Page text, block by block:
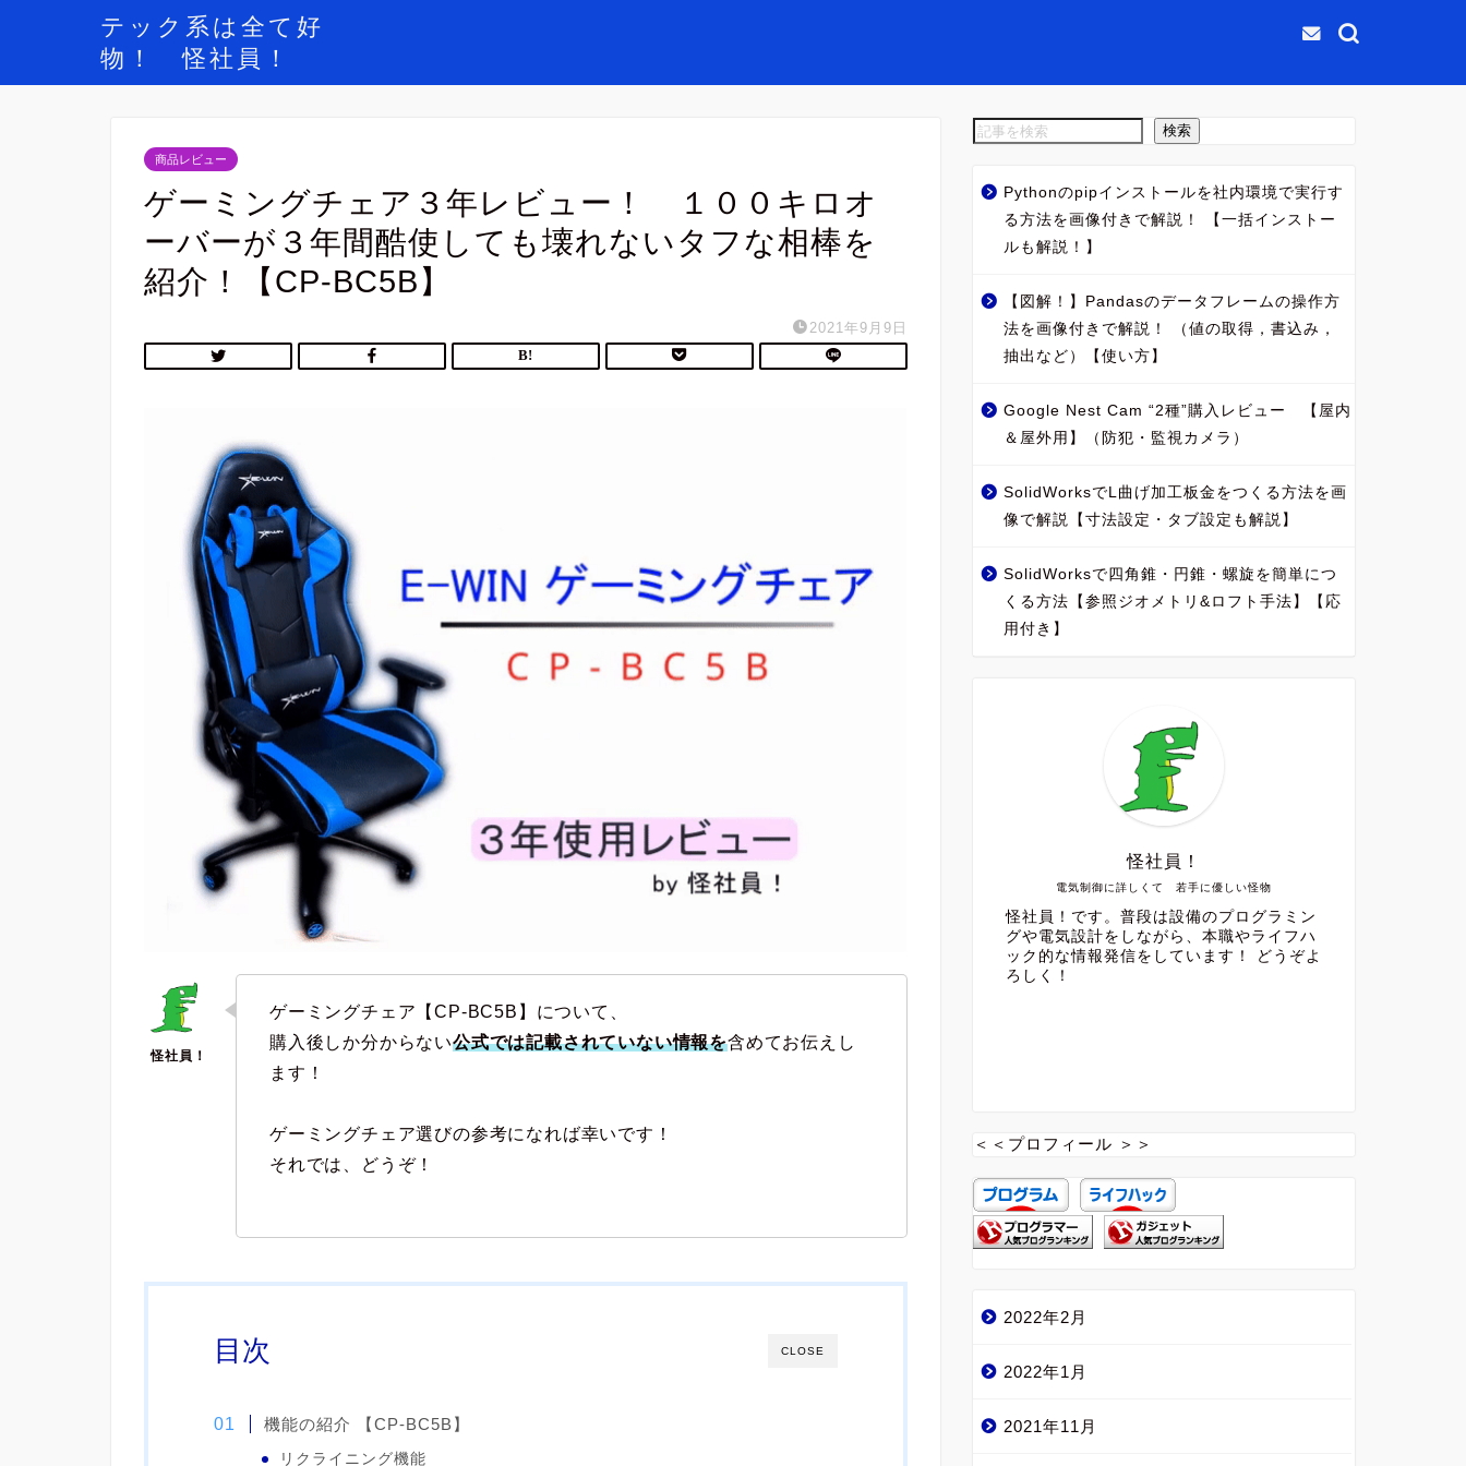
テック系は全て好
物！ 怪社員！
商品レビュー
ゲーミングチェア３年レビュー！ １００キロオ
ーバーが３年間酷使しても壊れないタフな相棒を
紹介！【CP-BC5B】
2021年9月9日
ゲーミングチェア【CP-BC5B】について、
購入後しか分からない公式では記載されていない情報を含めてお伝えし
ます！
ゲーミングチェア選びの参考になれば幸いです！
それでは、どうぞ！
CLOSE
目次
機能の紹介 【CP-BC5B】
リクライニング機能
検索
Pythonのpipインストールを社内環境で実行す
る方法を画像付きで解説！ 【一括インストー
ルも解説！】
【図解！】Pandasのデータフレームの操作方
法を画像付きで解説！ （値の取得，書込み，
抽出など）【使い方】
Google Nest Cam “2種”購入レビュー 【屋内
＆屋外用】（防犯・監視カメラ）
SolidWorksでL曲げ加工板金をつくる方法を画
像で解説【寸法設定・タブ設定も解説】
SolidWorksで四角錐・円錐・螺旋を簡単につ
くる方法【参照ジオメトリ&ロフト手法】【応
用付き】
電気制御に詳しくて 若手に優しい怪物
怪社員！
怪社員！です。普段は設備のプログラミン
グや電気設計をしながら、本職やライフハ
ック的な情報発信をしています！ どうぞよ
ろしく！
＜＜プロフィール ＞＞
2022年2月
2022年1月
2021年11月